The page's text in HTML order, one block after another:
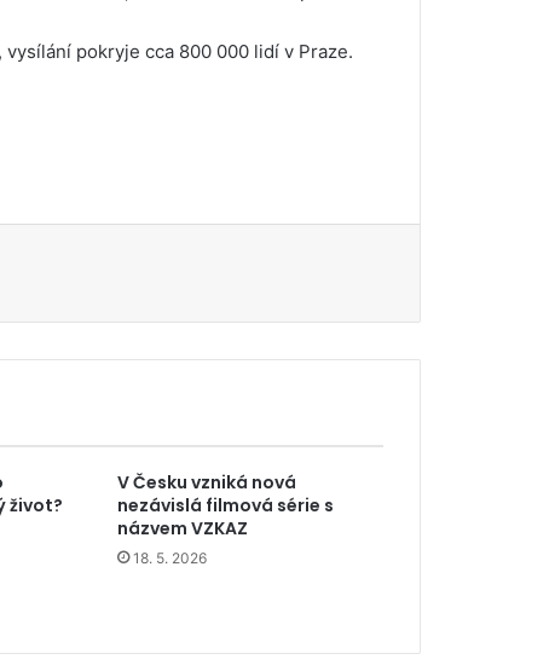
pokryje cca 800 000 lidí v Praze.
život?
V Česku vzniká nová
nezávislá filmová série s
názvem VZKAZ
18. 5. 2026